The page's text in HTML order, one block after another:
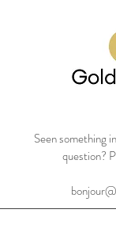
Seen something
question?